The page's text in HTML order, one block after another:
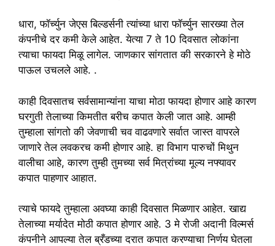
धारा, फॉर्च्युन जेएस बिल्डर्सनी त्यांच्या धारा फॉर्च्युन सारख्या तेल
कंपनीचे दर कमी केले आहेत. येत्या 7 ते 10 दिवसात लोकांना
त्याचा फायदा मिळू लागेल. जाणकार सांगतात की सरकारने हे मोठे
पाऊल उचलले आहे. .
काही दिवसातच सर्वसामान्यांना याचा मोठा फायदा होणार आहे कारण
घरगुती तेलाच्या किमतीत बरीच कपात केली जात आहे. आम्ही
तुम्हाला सांगतो की जेवणाची चव वाढवणारे सर्वात जास्त वापरले
जाणारे तेल लवकरच कमी होणार आहे. हा विभाग पारुचों मिथुन
वालीचा आहे, कारण तुम्ही तुमच्या सर्व मित्रांच्या मूल्य नफ्यावर
कपात पाहणार आहात.
त्याचे फायदे तुम्हाला अवघ्या काही दिवसात मिळणार आहेत. खाद्य
तेलाच्या मर्यादेत मोठी कपात होणार आहे. 3 मे रोजी अदानी विल्मर्स
कंपनीने आपल्या तेल ब्रँडच्या दरात कपात करण्याचा निर्णय घेतला